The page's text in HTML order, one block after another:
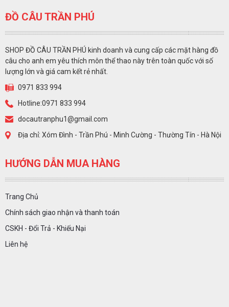
ĐỒ CÂU TRẦN PHÚ
SHOP ĐỒ CÂU TRẦN PHÚ kinh doanh và cung cấp các mặt hàng đồ
câu cho anh em yêu thích môn thể thao này trên toàn quốc với số
lượng lớn và giá cam kết rẻ nhất.
0971 833 994
Hotline:0971 833 994
docautranphu1@gmail.com
Địa chỉ: Xóm Đình - Trần Phú - Minh Cường - Thường Tín - Hà Nội
HƯỚNG DẪN MUA HÀNG
Trang Chủ
Chính sách giao nhận và thanh toán
CSKH - Đổi Trả - Khiếu Nại
Liên hệ